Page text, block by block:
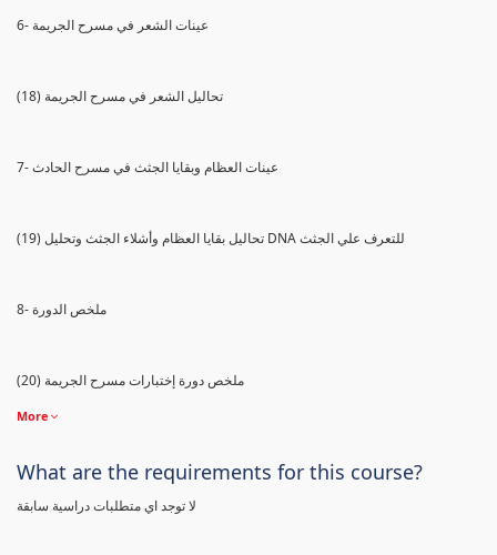
6- عينات الشعر في مسرح الجريمة
(18) تحاليل الشعر في مسرح الجريمة
7- عينات العظام وبقايا الجثث في مسرح الحادث
(19) تحاليل بقايا العظام وأشلاء الجثث وتحليل DNA للتعرف علي الجثث
8- ملخص الدورة
(20) ملخص دورة إختبارات مسرح الجريمة
More
What are the requirements for this course?
لا توجد اي متطلبات دراسية سابقة